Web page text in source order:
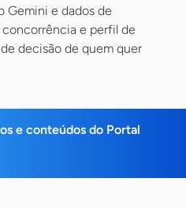
Gemini e dados de
concorrência e perfil de
decisão de quem quer
e conteúdos do Portal